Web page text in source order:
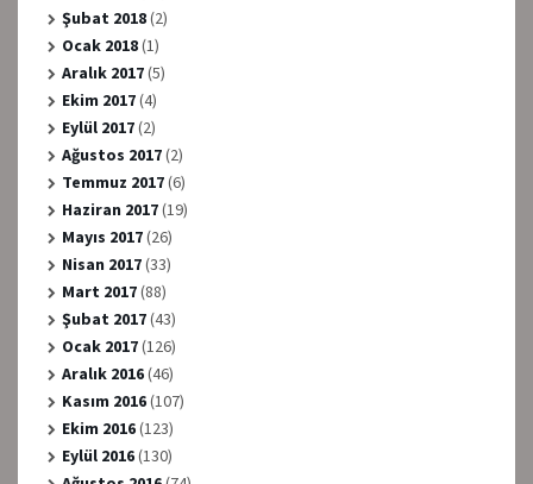
Şubat 2018(2)
Ocak 2018(1)
Aralık 2017(5)
Ekim 2017(4)
Eylül 2017(2)
Ağustos 2017(2)
Temmuz 2017(6)
Haziran 2017(19)
Mayıs 2017(26)
Nisan 2017(33)
Mart 2017(88)
Şubat 2017(43)
Ocak 2017(126)
Aralık 2016(46)
Kasım 2016(107)
Ekim 2016(123)
Eylül 2016(130)